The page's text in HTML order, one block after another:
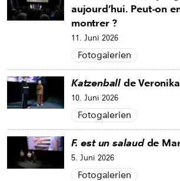
aujourd’hui. Peut-on
montrer ?
11. Juni 2026
Fotogalerien
Katzenballde
10. Juni 2026
Fotogalerien
F. est un salaudde
5. Juni 2026
Fotogalerien